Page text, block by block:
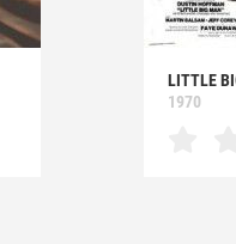
LITTLE
1970